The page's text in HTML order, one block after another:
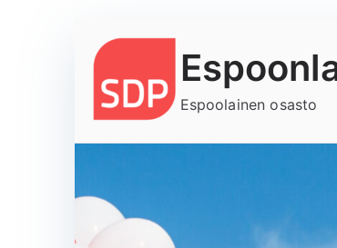
sisältöön
Espoolainen osasto